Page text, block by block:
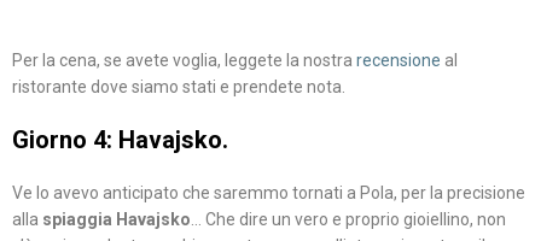
Per la cena, se avete voglia, leggete la nostra recensione al
ristorante dove siamo stati e prendete nota.
Giorno 4: Havajsko.
Ve lo avevo anticipato che saremmo tornati a Pola, per la precisione
alla spiaggia Havajsko… Che dire un vero e proprio gioiellino, non